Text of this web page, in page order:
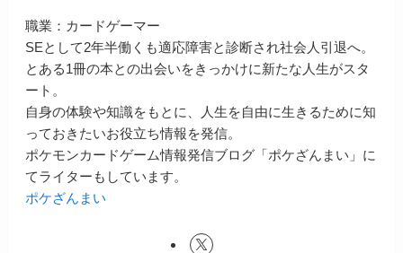
職業：カードゲーマー
SEとして2年半働くも適応障害と診断され社会人引退へ。
とある1冊の本との出会いをきっかけに新たな人生がスタ
ート。
自身の体験や知識をもとに、人生を自由に生きるために知
っておきたいお役立ち情報を発信。
ポケモンカードゲーム情報発信ブログ「ポケざんまい」に
てライターもしています。
ポケざんまい